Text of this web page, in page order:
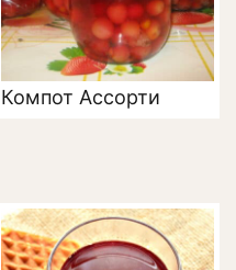
Компот Ассорти